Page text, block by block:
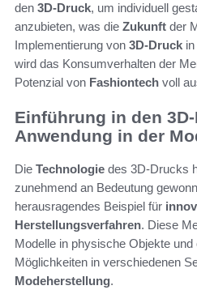
den 3D-Druck, um individuell
anzubieten, was die Zukunft der
Implementierung von 3D-Druck
wird das Konsumverhalten der
Potenzial von Fashiontech voll
Einführung in den
Anwendung in der
Die Technologie des 3D-Drucks
zunehmend an Bedeutung
herausragendes Beispiel für
Herstellungsverfahren. Diese
Modelle in physische Objekte
Möglichkeiten in verschiedenen
Modeherstellung.